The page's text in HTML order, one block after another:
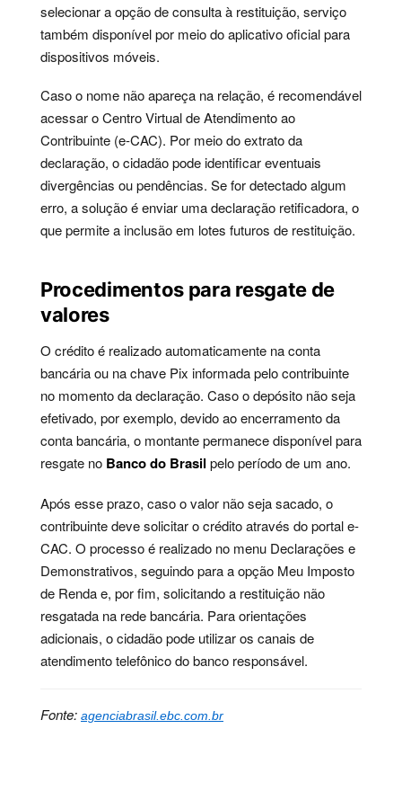
selecionar a opção de consulta à restituição, serviço
também disponível por meio do aplicativo oficial para
dispositivos móveis.
Caso o nome não apareça na relação, é recomendável
acessar o Centro Virtual de Atendimento ao
Contribuinte (e-CAC). Por meio do extrato da
declaração, o cidadão pode identificar eventuais
divergências ou pendências. Se for detectado algum
erro, a solução é enviar uma declaração retificadora, o
que permite a inclusão em lotes futuros de restituição.
Procedimentos para resgate de
valores
O crédito é realizado automaticamente na conta
bancária ou na chave Pix informada pelo contribuinte
no momento da declaração. Caso o depósito não seja
efetivado, por exemplo, devido ao encerramento da
conta bancária, o montante permanece disponível para
resgate no Banco do Brasil pelo período de um ano.
Após esse prazo, caso o valor não seja sacado, o
contribuinte deve solicitar o crédito através do portal e-
CAC. O processo é realizado no menu Declarações e
Demonstrativos, seguindo para a opção Meu Imposto
de Renda e, por fim, solicitando a restituição não
resgatada na rede bancária. Para orientações
adicionais, o cidadão pode utilizar os canais de
atendimento telefônico do banco responsável.
Fonte: agenciabrasil.ebc.com.br